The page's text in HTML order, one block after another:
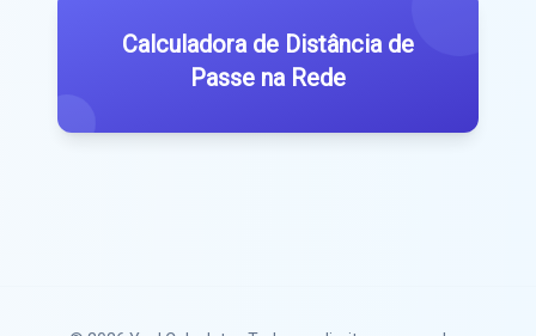
Calculadora de Distância de
Passe na Rede